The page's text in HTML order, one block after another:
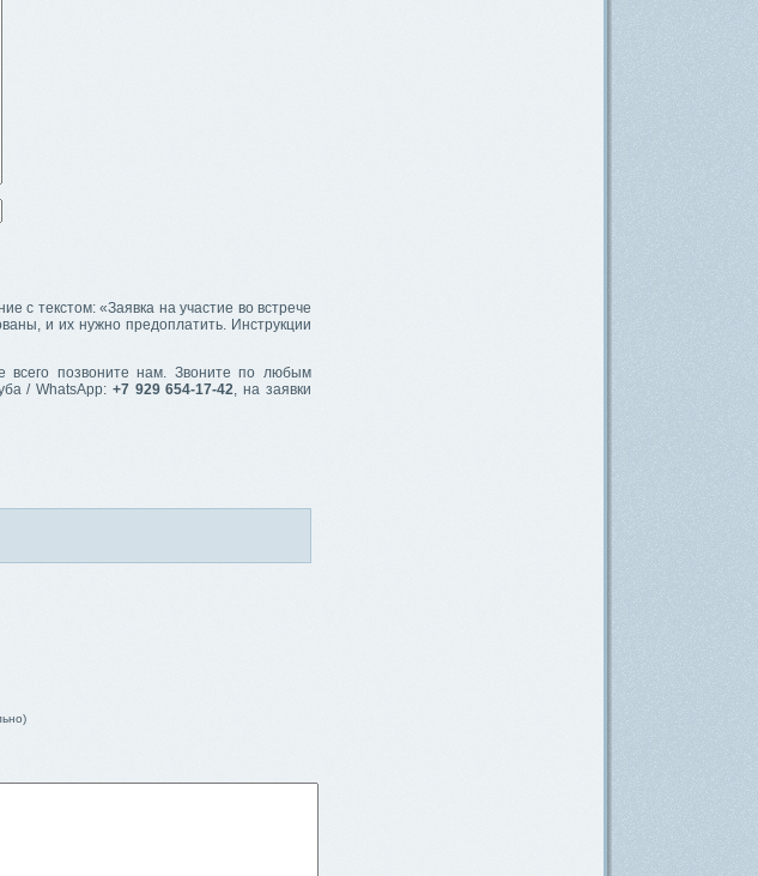
с текстом: «Заявка на участие во встрече
и их нужно предоплатить. Инструкции
позвоните нам. Звоните по любым
/ WhatsApp: +7 929 654-17-42, на заявки